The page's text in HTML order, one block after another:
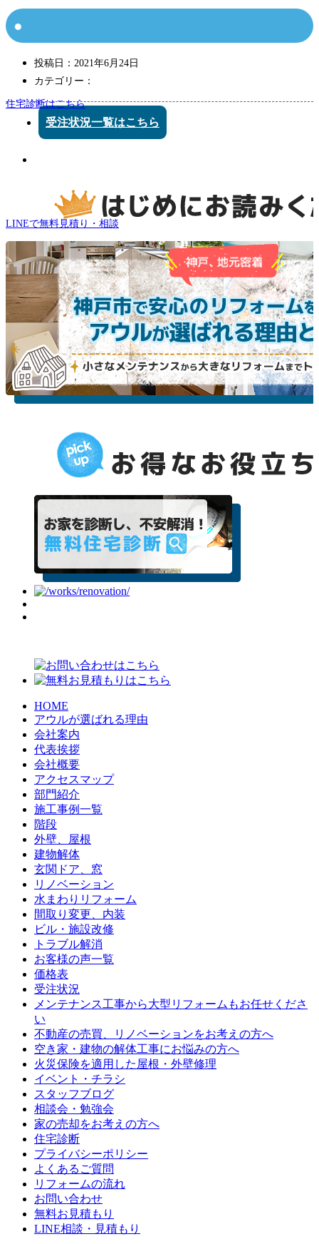
住宅診断はこちら
LINEで無料見積り・相談
投稿日： 2021年6月24日
カテゴリー：
受注状況一覧はこちら
HOME
アウルが選ばれる理由
会社案内
代表挨拶
会社概要
アクセスマップ
部門紹介
施工事例一覧
階段
外壁、屋根
建物解体
玄関ドア、窓
リノベーション
水まわりリフォーム
間取り変更、内装
ビル・施設改修
トラブル解消
お客様の声一覧
価格表
受注状況
メンテナンス工事から大型リフォームもお任せくださ
い
不動産の売買、リノベーションをお考えの方へ
空き家・建物の解体工事にお悩みの方へ
火災保険を適用した屋根・外壁修理
イベント・チラシ
スタッフブログ
相談会・勉強会
家の売却をお考えの方へ
住宅診断
プライバシーポリシー
よくあるご質問
リフォームの流れ
お問い合わせ
無料お見積もり
LINE相談・見積もり